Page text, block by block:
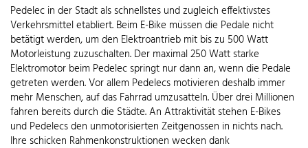
Pedelec in der Stadt als schnellstes und zugleich effektivstes
Verkehrsmittel etabliert. Beim E-Bike müssen die Pedale nicht
betätigt werden, um den Elektroantrieb mit bis zu 500 Watt
Motorleistung zuzuschalten. Der maximal 250 Watt starke
Elektromotor beim Pedelec springt nur dann an, wenn die Pedale
getreten werden. Vor allem Pedelecs motivieren deshalb immer
mehr Menschen, auf das Fahrrad umzusatteln. Über drei Millionen
fahren bereits durch die Städte. An Attraktivität stehen E-Bikes
und Pedelecs den unmotorisierten Zeitgenossen in nichts nach.
Ihre schicken Rahmenkonstruktionen wecken dank